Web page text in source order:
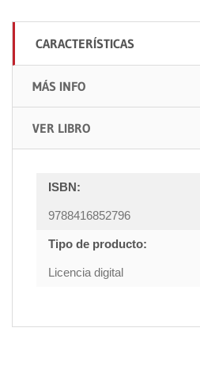
CARACTERÍSTICAS
MÁS INFO
VER LIBRO
ISBN:
9788416852796
Tipo de producto:
Licencia digital